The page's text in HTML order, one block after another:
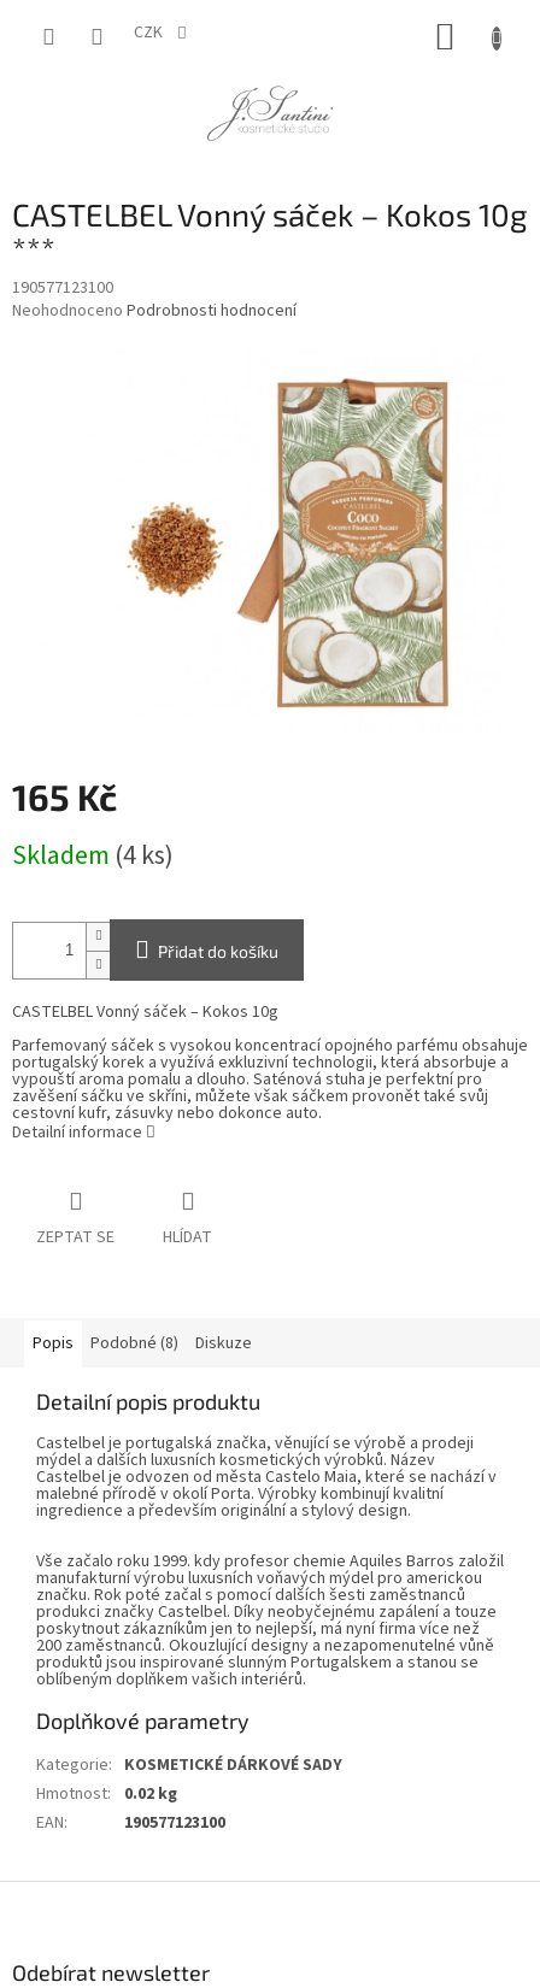
CZK
CASTELBEL Vonný sáček – Kokos 10g
***
190577123100
Průměrné
Neohodnoceno Podrobnosti hodnocení
165 Kč
cena:
Skladem (4 ks)
Přidat do košíku
CASTELBEL Vonný sáček – Kokos 10g
Parfemovaný sáček s vysokou koncentrací opojného parfému obsahuje
portugalský korek a využívá exkluzivní technologii, která absorbuje a
vypouští aroma pomalu a dlouho. Saténová stuha je perfektní pro
zavěšení sáčku ve skříni, můžete však sáčkem provonět také svůj
cestovní kufr, zásuvky nebo dokonce auto.
Detailní informace
ZEPTAT SE HLÍDAT
Popis Podobné (8) Diskuze
Detailní popis produktu
Castelbel je portugalská značka, věnující se výrobě a prodeji
mýdel a dalších luxusních kosmetických výrobků. Název
Castelbel je odvozen od města Castelo Maia, které se nachází v
malebné přírodě v okolí Porta. Výrobky kombinují kvalitní
ingredience a především originální a stylový design.
Vše začalo roku 1999. kdy profesor chemie Aquiles Barros založil
manufakturní výrobu luxusních voňavých mýdel pro americkou
značku. Rok poté začal s pomocí dalších šesti zaměstnanců
produkci značky Castelbel. Díky neobyčejnému zapálení a touze
poskytnout zákazníkům jen to nejlepší, má nyní firma více než
200 zaměstnanců. Okouzlující designy a nezapomenutelné vůně
produktů jsou inspirované slunným Portugalskem a stanou se
oblíbeným doplňkem vašich interiérů.
Doplňkové parametry
Kategorie: KOSMETICKÉ DÁRKOVÉ SADY
Hmotnost:
0.02 kg
EAN: 190577123100
Odebírat newsletter